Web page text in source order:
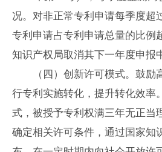
况。对非正常专利申请每季度超
专利申请占专利申请总量的比例
知识产权局取消其下一年度申报
（四）创新许可模式。鼓励
行专利实施转化，提升转化效率
式，被授予专利权满三年无正当
确定相关许可条件，通过国家知